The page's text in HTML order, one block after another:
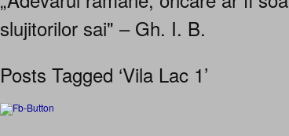
slujitorilor sai" – Gh. I. B.
Posts Tagged ‘Vila Lac 1’